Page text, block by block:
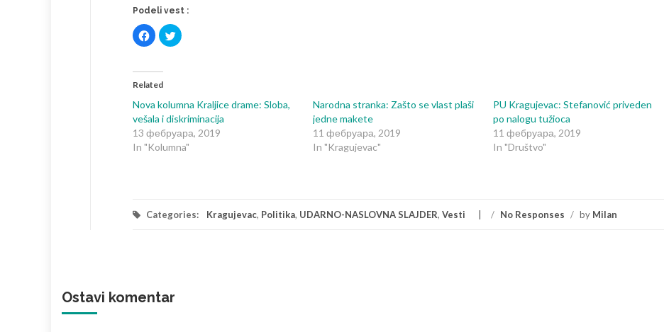
Podeli vest :
Click
to
share
(Opens
in
window)
Click
to
window)
Related
Nova kolumna Kraljice drame: Sloba,
vešala i diskriminacija
13 фебруара, 2019
In "Kolumna"
Narodna stranka: Zašto se vlast plaši
jedne makete
11 фебруара, 2019
In "Kragujevac"
PU Kragujevac: Stefanović priveden
po nalogu tužioca
11 фебруара, 2019
In "Društvo"
Categories: Kragujevac, Politika, UDARNO-NASLOVNA SLAJDER, Vesti / No Responses / by Milan
Ostavi komentar